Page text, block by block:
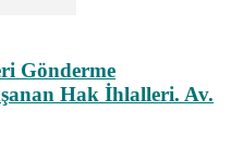
Gönderme
Hak İhlalleri. Av.